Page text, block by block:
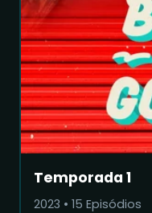
Temporada 1
2023 • 15 Episódios